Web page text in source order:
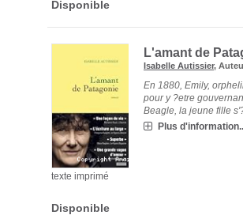
Disponible
texte imprimé
L'amant de
Isabelle Autissier,
En 1880, Emily,
pour y ?etre
Beagle, la jeune fille
Plus
Disponible